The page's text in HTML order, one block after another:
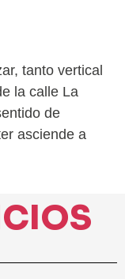
tanto vertical
la calle La
de
asciende a